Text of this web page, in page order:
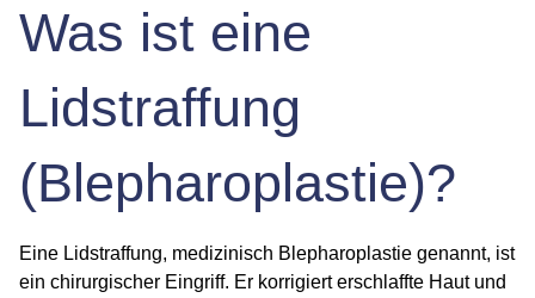
Was ist eine
Lidstraffung
(Blepharoplastie)?
Eine Lidstraffung, medizinisch Blepharoplastie genannt, ist
ein chirurgischer Eingriff. Er korrigiert erschlaffte Haut und